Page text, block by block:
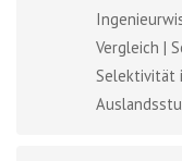
Vergleich |
Selektivität